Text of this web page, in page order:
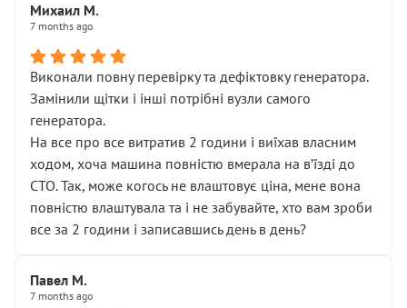
Михаил М.
7 months ago
Виконали повну перевірку та дефіктовку генератора.
Замінили щітки і інші потрібні вузли самого
генератора.
На все про все витратив 2 години і виїхав власним
ходом, хоча машина повністю вмерала на вʼїзді до
СТО. Так, може когось не влаштовує ціна, мене вона
повністю влаштувала та і не забувайте, хто вам зроби
все за 2 години і записавшись день в день?
Павел М.
7 months ago